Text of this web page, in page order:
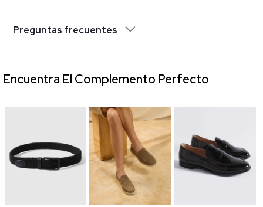
Preguntas frecuentes
Encuentra El Complemento Perfecto